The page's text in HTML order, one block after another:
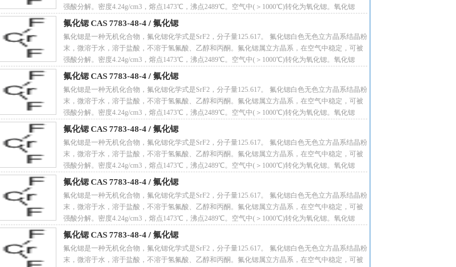
化学式SrF2
分子量125.6168
CAS登录号7783-48-4
EINECS登录号 232-000-3
强酸分解。密度4.24g/cm3，熔点1473℃，沸点2489℃。空气中(＞1000℃)转化为氧化锶。氧化锶
CAS 7783-48-4
氟化锶 CAS 7783-48-4 / 氟化锶
氟化锶是一种无机化合物，氟化锶化学式是SrF2，分子量125.617。 氟化锶白色无色立方晶系结晶粉
末，微溶于水，溶于盐酸，不溶于氢氟酸、乙醇和丙酮。氟化锶属立方晶系，在空气中稳定，可被
强酸分解。密度4.24g/cm3，熔点1473℃，沸点2489℃。空气中(＞1000℃)转化为氧化锶。氧化锶
CAS 7783-48-4
氟化锶 CAS 7783-48-4 / 氟化锶
氟化锶是一种无机化合物，氟化锶化学式是SrF2，分子量125.617。 氟化锶白色无色立方晶系结晶粉
末，微溶于水，溶于盐酸，不溶于氢氟酸、乙醇和丙酮。氟化锶属立方晶系，在空气中稳定，可被
强酸分解。密度4.24g/cm3，熔点1473℃，沸点2489℃。空气中(＞1000℃)转化为氧化锶。氧化锶
CAS 7783-48-4
氟化锶 CAS 7783-48-4 / 氟化锶
氟化锶是一种无机化合物，氟化锶化学式是SrF2，分子量125.617。 氟化锶白色无色立方晶系结晶粉
末，微溶于水，溶于盐酸，不溶于氢氟酸、乙醇和丙酮。氟化锶属立方晶系，在空气中稳定，可被
强酸分解。密度4.24g/cm3，熔点1473℃，沸点2489℃。空气中(＞1000℃)转化为氧化锶。氧化锶
CAS 7783-48-4
氟化锶 CAS 7783-48-4 / 氟化锶
氟化锶是一种无机化合物，氟化锶化学式是SrF2，分子量125.617。 氟化锶白色无色立方晶系结晶粉
末，微溶于水，溶于盐酸，不溶于氢氟酸、乙醇和丙酮。氟化锶属立方晶系，在空气中稳定，可被
强酸分解。密度4.24g/cm3，熔点1473℃，沸点2489℃。空气中(＞1000℃)转化为氧化锶。氧化锶
CAS 7783-48-4
氟化锶 CAS 7783-48-4 / 氟化锶
氟化锶是一种无机化合物，氟化锶化学式是SrF2，分子量125.617。 氟化锶白色无色立方晶系结晶粉
末，微溶于水，溶于盐酸，不溶于氢氟酸、乙醇和丙酮。氟化锶属立方晶系，在空气中稳定，可被